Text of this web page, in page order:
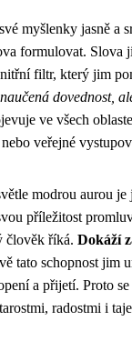
myšlenky jasně a
formulovat. Slova
filtr, který jim
dovednost,
ve všech
veřejné
modrou aurou je
příležitost
člověk říká. Dokáží
tato schopnost jim
a přijetí. Proto
radostmi i